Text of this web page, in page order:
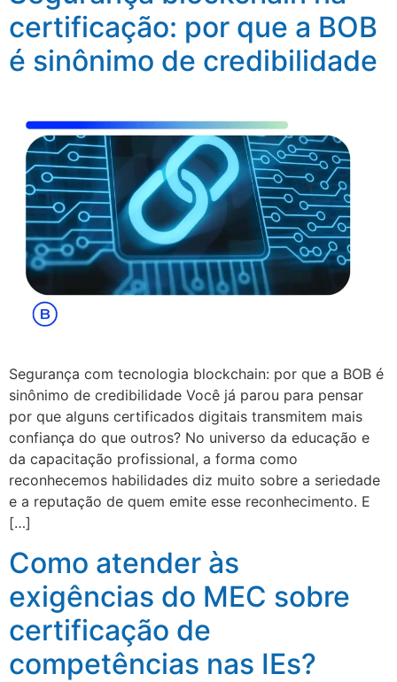
certificação: por que a BOB
é sinônimo de credibilidade
Segurança com tecnologia blockchain: por que a BOB é
sinônimo de credibilidade Você já parou para pensar
por que alguns certificados digitais transmitem mais
confiança do que outros? No universo da educação e
da capacitação profissional, a forma como
reconhecemos habilidades diz muito sobre a seriedade
e a reputação de quem emite esse reconhecimento. E
[…]
Como atender às
exigências do MEC sobre
certificação de
competências nas IEs?